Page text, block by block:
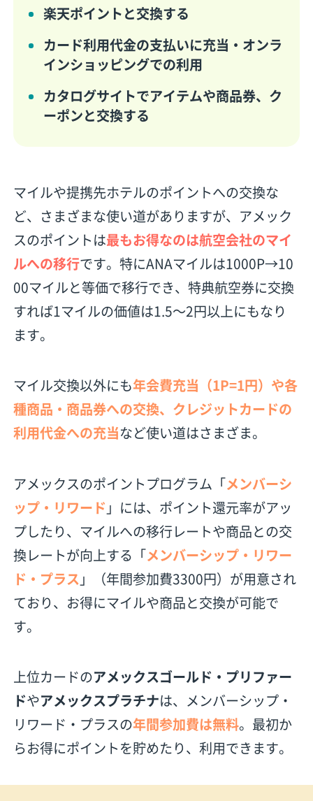
楽天ポイントと交換する
カード利用代金の支払いに充当・オンラ
インショッピングでの利用
カタログサイトでアイテムや商品券、ク
ーポンと交換する
マイルや提携先ホテルのポイントへの交換な
ど、さまざまな使い道がありますが、アメック
スのポイントは最もお得なのは航空会社のマイ
ルへの移行です。特にANAマイルは1000P→10
00マイルと等価で移行でき、特典航空券に交換
すれば1マイルの価値は1.5〜2円以上にもなり
ます。
マイル交換以外にも年会費充当（1P=1円）や各
種商品・商品券への交換、クレジットカードの
利用代金への充当など使い道はさまざま。
アメックスのポイントプログラム「メンバーシ
ップ・リワード 」には、ポイント還元率がアッ
プしたり、マイルへの移行レートや商品との交
換レートが向上する「メンバーシップ・リワー
ド・プラス 」（年間参加費3300円）が用意され
ており、お得にマイルや商品と交換が可能で
す。
上位カードのアメックスゴールド・プリファー
ドやアメックスプラチナは、メンバーシップ・
リワード・プラスの年間参加費は無料。最初か
らお得にポイントを貯めたり、利用できます。